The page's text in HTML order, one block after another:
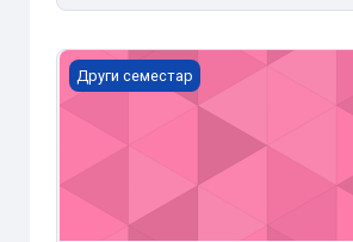
Слушање с разумијевањем
Други семестар